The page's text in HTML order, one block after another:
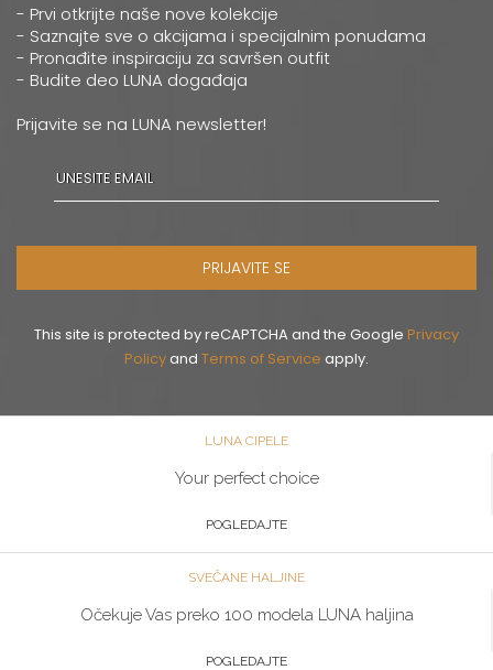
- Prvi otkrijte naše nove kolekcije
- Saznajte sve o akcijama i specijalnim ponudama
- Pronađite inspiraciju za savršen outfit
- Budite deo LUNA događaja
Prijavite se na LUNA newsletter!
PRIJAVITE SE
This site is protected by reCAPTCHA and the Google Privacy
Policyand Terms of Service apply.
LUNA CIPELE
Your perfect choice
POGLEDAJTE
SVEČANE HALJINE
Očekuje Vas preko 100 modela LUNA haljina
POGLEDAJTE